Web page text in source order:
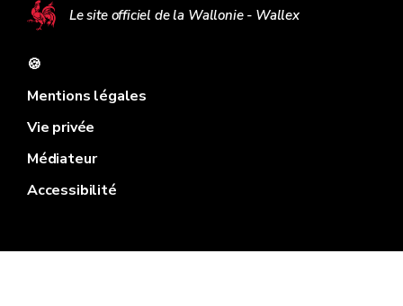
Le site officiel de la Wallonie - Wallex
🍪
Mentions légales
Vie privée
Médiateur
Accessibilité